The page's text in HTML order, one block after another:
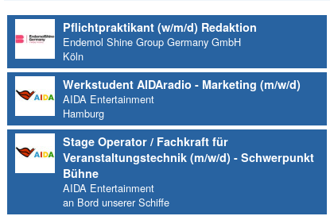
Pflichtpraktikant (w/m/d) Redaktion
Endemol Shine Group Germany GmbH
Köln
Werkstudent AIDAradio - Marketing (m/w/d)
AIDA Entertainment
Hamburg
Stage Operator / Fachkraft für
Veranstaltungstechnik (m/w/d) - Schwerpunkt
Bühne
AIDA Entertainment
an Bord unserer Schiffe